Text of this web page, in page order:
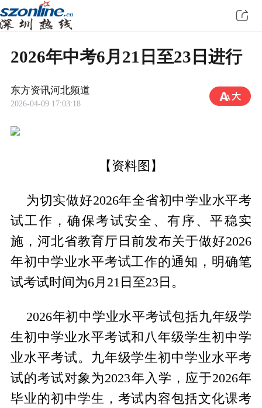
2026年中考6月21日至23日进行
东方资讯河北频道
2026-04-09 17:03:18
【资料图】
为切实做好2026年全省初中学业水平考
试工作，确保考试安全、有序、平稳实
施，河北省教育厅日前发布关于做好2026
年初中学业水平考试工作的通知，明确笔
试考试时间为6月21日至23日。
2026年初中学业水平考试包括九年级学
生初中学业水平考试和八年级学生初中学
业水平考试。九年级学生初中学业水平考
试的考试对象为2023年入学，应于2026年
毕业的初中学生，考试内容包括文化课考